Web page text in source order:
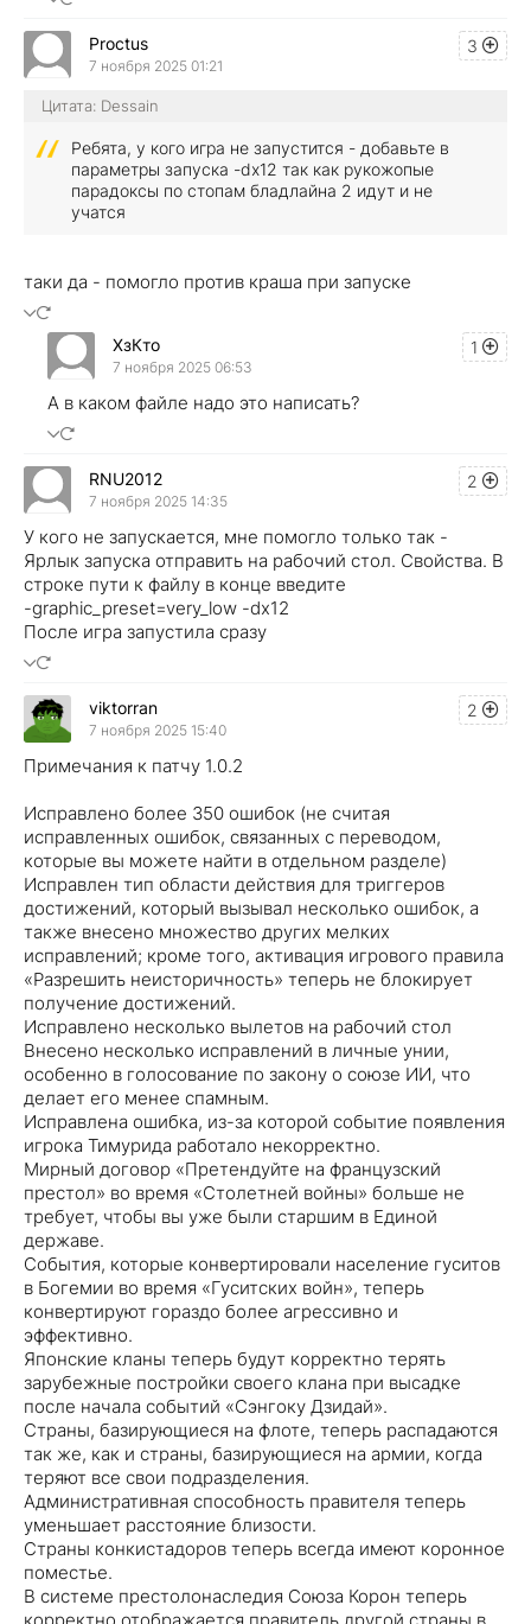
3
Proctus
7 ноября 2025 01:21
Цитата: Dessain
Ребята, у кого игра не запустится - добавьте в
параметры запуска -dx12 так как рукожопые
парадоксы по стопам бладлайна 2 идут и не
учатся
таки да - помогло против краша при запуске
1
ХзКто
7 ноября 2025 06:53
А в каком файле надо это написать?
2
RNU2012
7 ноября 2025 14:35
У кого не запускается, мне помогло только так -
Ярлык запуска отправить на рабочий стол. Свойства. В
строке пути к файлу в конце введите
-graphic_preset=very_low -dx12
После игра запустила сразу
2
viktorran
7 ноября 2025 15:40
Примечания к патчу 1.0.2
Исправлено более 350 ошибок (не считая
исправленных ошибок, связанных с переводом,
которые вы можете найти в отдельном разделе)
Исправлен тип области действия для триггеров
достижений, который вызывал несколько ошибок, а
также внесено множество других мелких
исправлений; кроме того, активация игрового правила
«Разрешить неисторичность» теперь не блокирует
получение достижений.
Исправлено несколько вылетов на рабочий стол
Внесено несколько исправлений в личные унии,
особенно в голосование по закону о союзе ИИ, что
делает его менее спамным.
Исправлена ​​ошибка, из-за которой событие появления
игрока Тимурида работало некорректно.
Мирный договор «Претендуйте на французский
престол» во время «Столетней войны» больше не
требует, чтобы вы уже были старшим в Единой
державе.
События, которые конвертировали население гуситов
в Богемии во время «Гуситских войн», теперь
конвертируют гораздо более агрессивно и
эффективно.
Японские кланы теперь будут корректно терять
зарубежные постройки своего клана при высадке
после начала событий «Сэнгоку Дзидай».
Страны, базирующиеся на флоте, теперь распадаются
так же, как и страны, базирующиеся на армии, когда
теряют все свои подразделения.
Административная способность правителя теперь
уменьшает расстояние близости.
Страны конкистадоров теперь всегда имеют коронное
поместье.
В системе престолонаследия Союза Корон теперь